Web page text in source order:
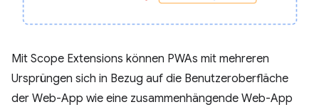
Mit Scope Extensions können PWAs mit mehreren
Ursprüngen sich in Bezug auf die Benutzeroberfläche
der Web-App wie eine zusammenhängende Web-App